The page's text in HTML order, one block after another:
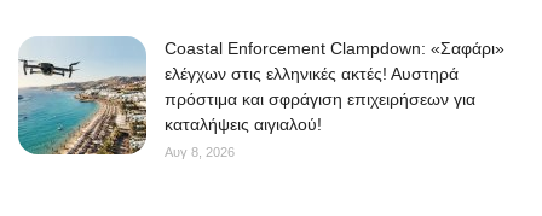
Coastal Enforcement Clampdown: «Σαφάρι»
ελέγχων στις ελληνικές ακτές! Αυστηρά
πρόστιμα και σφράγιση επιχειρήσεων για
καταλήψεις αιγιαλού!
Αυγ 8, 2026